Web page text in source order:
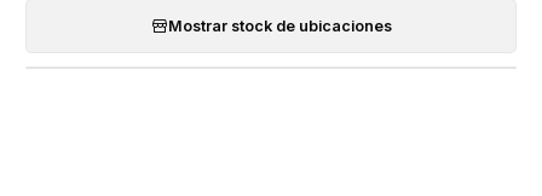
Mostrar stock de ubicaciones